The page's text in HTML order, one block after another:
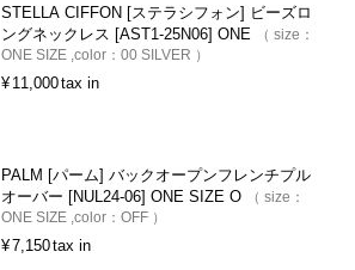
STELLA CIFFON [ステラシフォン] ビーズロ
ングネックレス [AST1-25N06] ONE
size：
ONE SIZE color： 00 SILVER
¥ 11,000tax in
PALM [パーム] バックオープンフレンチプル
オーバー [NUL24-06] ONE SIZE O
size：
ONE SIZE color： OFF
¥7,150tax in